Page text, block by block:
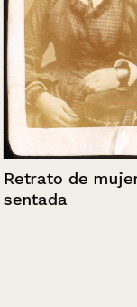
Retrato de mujer
sentada